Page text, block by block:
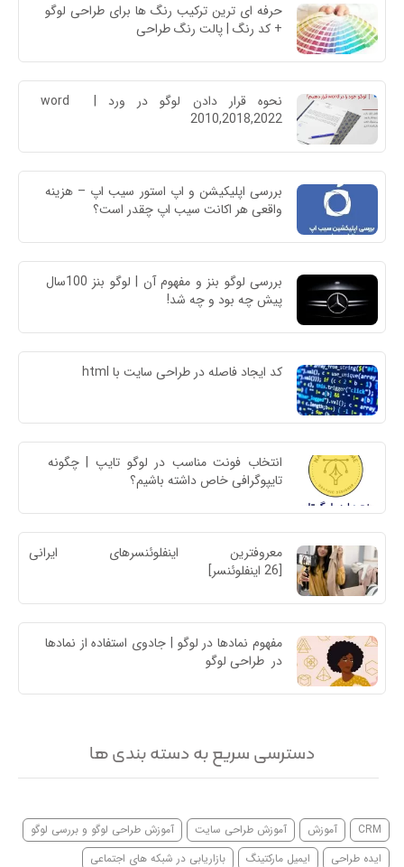
حرفه ای ترین ترکیب رنگ ها برای طراحی لوگو
+ کد رنگ | پالت رنگ طراحی
نحوه قرار دادن لوگو در ورد | word
2010,2018,2022
بررسی اپلیکیشن و اپ استور سیب اپ – هزینه
واقعی هر اکانت سیب اپ چقدر است؟
بررسی لوگو بنز و مفهوم آن | لوگو بنز 100سال
پیش چه بود و چه شد!
کد ایجاد فاصله در طراحی سایت با html
انتخاب فونت مناسب در لوگو تایپ | چگونه
تایپوگرافی خاص داشته باشیم؟
معروفترین اینفلوئنسرهای
[26 اینفلوئنسر]
مفهوم نمادها در لوگو | جادوی استفاده از نمادها
در  طراحی لوگو
دسترسی سریع به دسته بندی ها
CRM آموزش آموزش طراحی سایت
آموزش طراحی لوگو و بررسی لوگو
ایده طراحی
ایمیل مارکتینگ بازاریابی در شبکه های اجتماعی